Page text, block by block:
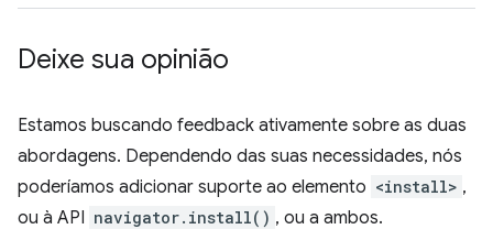
Deixe sua opinião
Estamos buscando feedback ativamente sobre as duas
abordagens. Dependendo das suas necessidades, nós
poderíamos adicionar suporte ao elemento <install> ,
ou à API navigator.install() , ou a ambos.